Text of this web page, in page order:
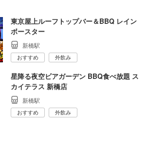
東京屋上ルーフトップバー＆BBQ レイン
ボースター
新橋駅
おすすめ 外飲み
星降る夜空ビアガーデン BBQ食べ放題 ス
カイテラス 新橋店
新橋駅
おすすめ 外飲み